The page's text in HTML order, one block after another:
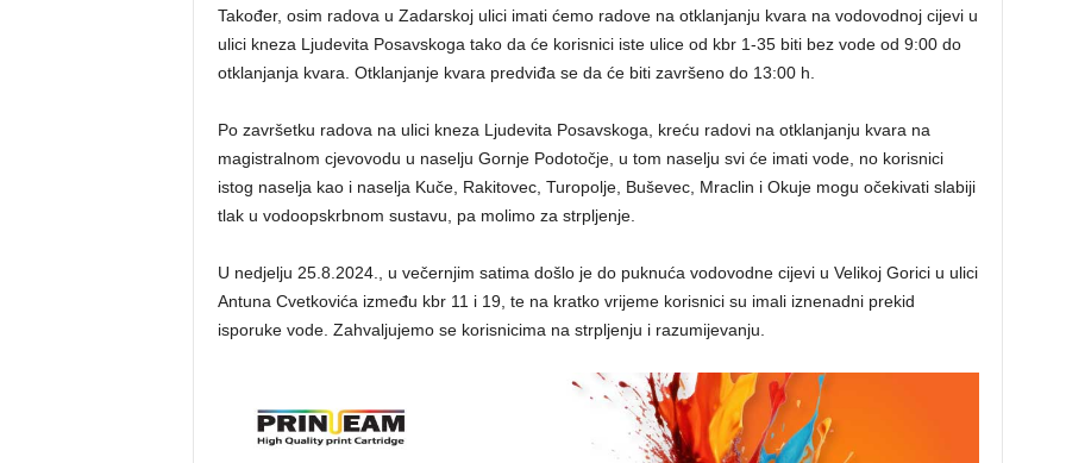
Također, osim radova u Zadarskoj ulici imati ćemo radove na otklanjanju kvara na vodovodnoj cijevi u
ulici kneza Ljudevita Posavskoga tako da će korisnici iste ulice od kbr 1-35 biti bez vode od 9:00 do
otklanjanja kvara. Otklanjanje kvara predviđa se da će biti završeno do 13:00 h.
Po završetku radova na ulici kneza Ljudevita Posavskoga, kreću radovi na otklanjanju kvara na
magistralnom cjevovodu u naselju Gornje Podotočje, u tom naselju svi će imati vode, no korisnici
istog naselja kao i naselja Kuče, Rakitovec, Turopolje, Buševec, Mraclin i Okuje mogu očekivati slabiji
tlak u vodoopskrbnom sustavu, pa molimo za strpljenje.
U nedjelju 25.8.2024., u večernjim satima došlo je do puknuća vodovodne cijevi u Velikoj Gorici u ulici
Antuna Cvetkovića između kbr 11 i 19, te na kratko vrijeme korisnici su imali iznenadni prekid
isporuke vode. Zahvaljujemo se korisnicima na strpljenju i razumijevanju.